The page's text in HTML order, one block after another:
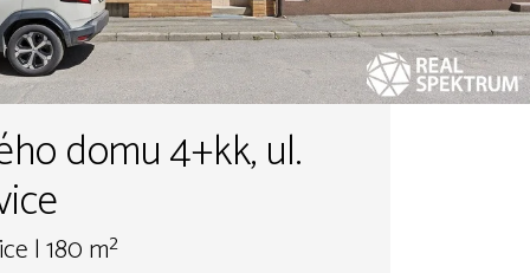
domu 4+kk, ul.
| 180 m²